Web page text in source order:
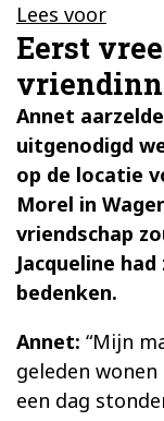
Lees voor
Eerst
Annet
uitgenodigd
op de locatie
Morel in
vriendschap
Jacqueline
bedenken.
Annet: “Mijn
geleden
een dag